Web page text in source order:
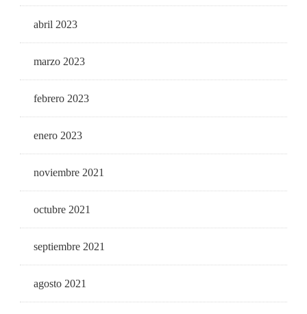
abril 2023
marzo 2023
febrero 2023
enero 2023
noviembre 2021
octubre 2021
septiembre 2021
agosto 2021